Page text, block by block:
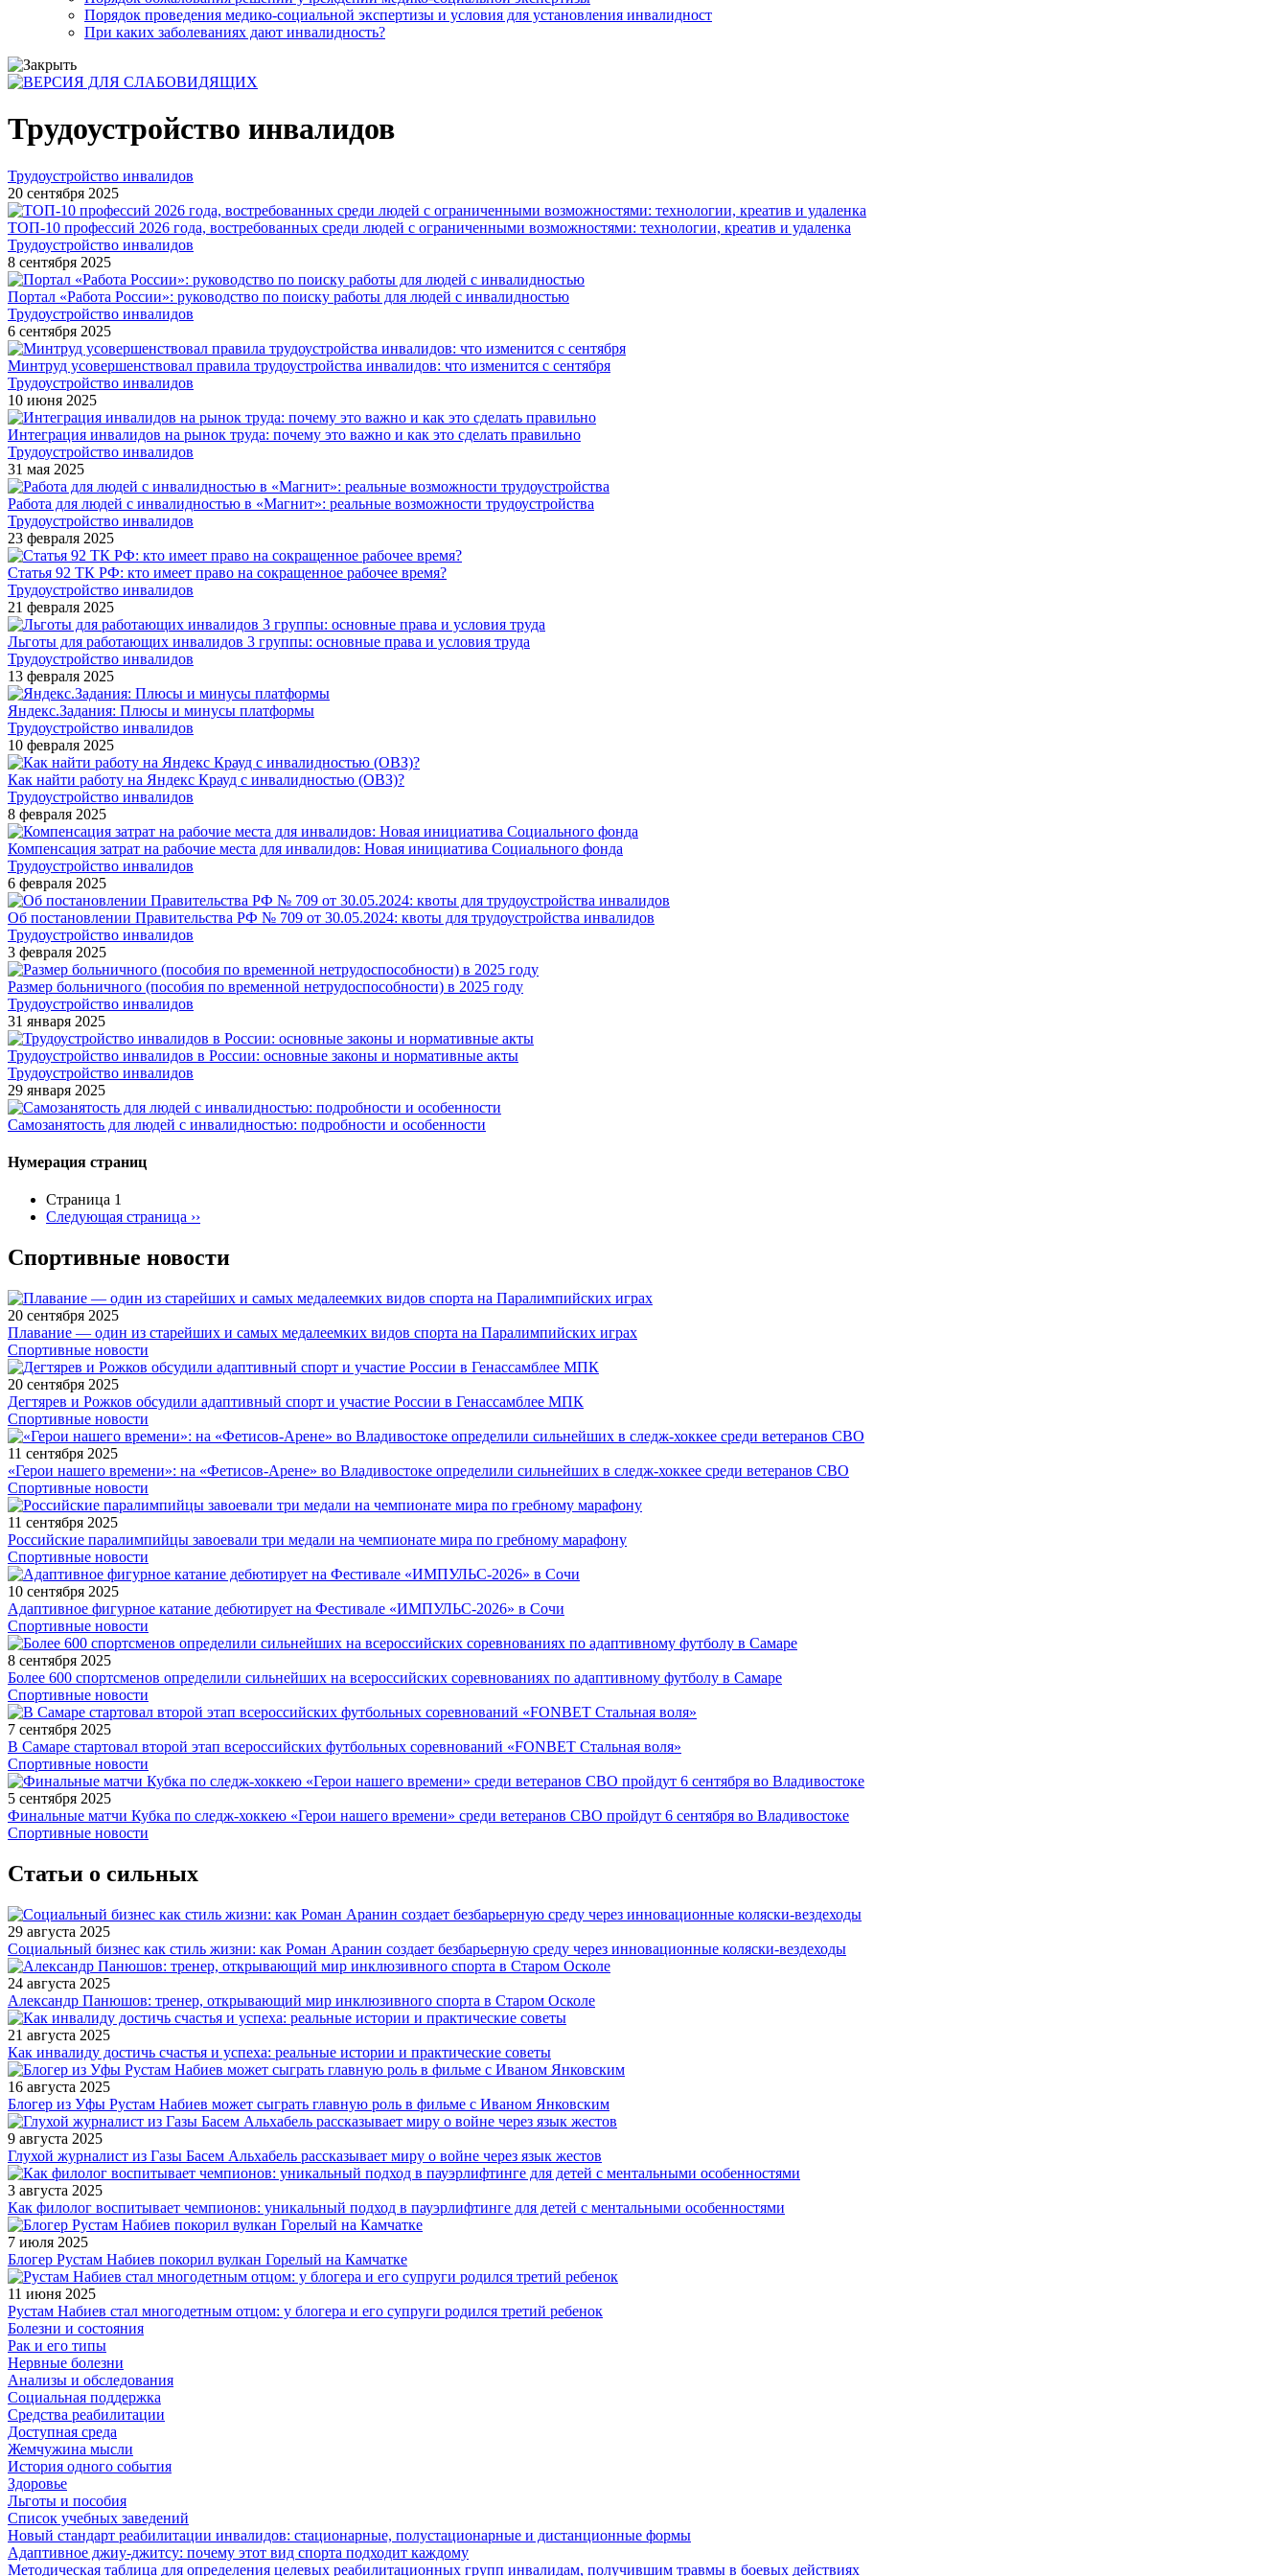
Порядок проведения медико-социальной экспертизы и условия для установления инвалидност
При каких заболеваниях дают инвалидность?
Трудоустройство инвалидов
Трудоустройство инвалидов
20 сентября 2025
ТОП-10 профессий 2026 года, востребованных среди людей с ограниченными возможностями: технологии, креатив и удаленка
Трудоустройство инвалидов
8 сентября 2025
Портал «Работа России»: руководство по поиску работы для людей с инвалидностью
Трудоустройство инвалидов
6 сентября 2025
Минтруд усовершенствовал правила трудоустройства инвалидов: что изменится с сентября
Трудоустройство инвалидов
10 июня 2025
Интеграция инвалидов на рынок труда: почему это важно и как это сделать правильно
Трудоустройство инвалидов
31 мая 2025
Работа для людей с инвалидностью в «Магнит»: реальные возможности трудоустройства
Трудоустройство инвалидов
23 февраля 2025
Статья 92 ТК РФ: кто имеет право на сокращенное рабочее время?
Трудоустройство инвалидов
21 февраля 2025
Льготы для работающих инвалидов 3 группы: основные права и условия труда
Трудоустройство инвалидов
13 февраля 2025
Яндекс.Задания: Плюсы и минусы платформы
Трудоустройство инвалидов
10 февраля 2025
Как найти работу на Яндекс Крауд с инвалидностью (ОВЗ)?
Трудоустройство инвалидов
8 февраля 2025
Компенсация затрат на рабочие места для инвалидов: Новая инициатива Социального фонда
Трудоустройство инвалидов
6 февраля 2025
Об постановлении Правительства РФ № 709 от 30.05.2024: квоты для трудоустройства инвалидов
Трудоустройство инвалидов
3 февраля 2025
Размер больничного (пособия по временной нетрудоспособности) в 2025 году
Трудоустройство инвалидов
31 января 2025
Трудоустройство инвалидов в России: основные законы и нормативные акты
Трудоустройство инвалидов
29 января 2025
Самозанятость для людей с инвалидностью: подробности и особенности
Нумерация страниц
Страница 1
Следующая страница ››
Спортивные новости
20 сентября 2025
Плавание — один из старейших и самых медалеемких видов спорта на Паралимпийских играх
Спортивные новости
20 сентября 2025
Дегтярев и Рожков обсудили адаптивный спорт и участие России в Генассамблее МПК
Спортивные новости
11 сентября 2025
«Герои нашего времени»: на «Фетисов-Арене» во Владивостоке определили сильнейших в следж-хоккее среди ветеранов СВО
Спортивные новости
11 сентября 2025
Российские паралимпийцы завоевали три медали на чемпионате мира по гребному марафону
Спортивные новости
10 сентября 2025
Адаптивное фигурное катание дебютирует на Фестивале «ИМПУЛЬС-2026» в Сочи
Спортивные новости
8 сентября 2025
Более 600 спортсменов определили сильнейших на всероссийских соревнованиях по адаптивному футболу в Самаре
Спортивные новости
7 сентября 2025
В Самаре стартовал второй этап всероссийских футбольных соревнований «FONBET Стальная воля»
Спортивные новости
5 сентября 2025
Финальные матчи Кубка по следж-хоккею «Герои нашего времени» среди ветеранов СВО пройдут 6 сентября во Владивостоке
Спортивные новости
Статьи о сильных
29 августа 2025
Социальный бизнес как стиль жизни: как Роман Аранин создает безбарьерную среду через инновационные коляски-вездеходы
24 августа 2025
Александр Панюшов: тренер, открывающий мир инклюзивного спорта в Старом Осколе
21 августа 2025
Как инвалиду достичь счастья и успеха: реальные истории и практические советы
16 августа 2025
Блогер из Уфы Рустам Набиев может сыграть главную роль в фильме с Иваном Янковским
9 августа 2025
Глухой журналист из Газы Басем Альхабель рассказывает миру о войне через язык жестов
3 августа 2025
Как филолог воспитывает чемпионов: уникальный подход в пауэрлифтинге для детей с ментальными особенностями
7 июля 2025
Блогер Рустам Набиев покорил вулкан Горелый на Камчатке
11 июня 2025
Рустам Набиев стал многодетным отцом: у блогера и его супруги родился третий ребенок
Болезни и состояния
Рак и его типы
Нервные болезни
Анализы и обследования
Социальная поддержка
Средства реабилитации
Доступная среда
Жемчужина мысли
История одного события
Здоровье
Льготы и пособия
Список учебных заведений
Новый стандарт реабилитации инвалидов: стационарные, полустационарные и дистанционные формы
Адаптивное джиу-джитсу: почему этот вид спорта подходит каждому
Методическая таблица для определения целевых реабилитационных групп инвалидам, получившим травмы в боевых действиях